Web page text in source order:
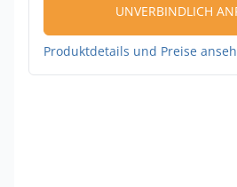
UNVERBINDLICH
Produktdetails und Preise